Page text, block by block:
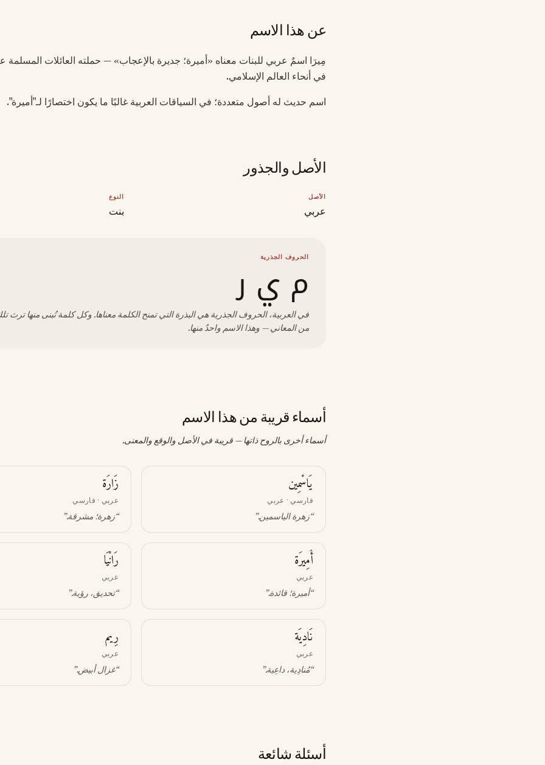
عن هذا الاسم
مِيرَا اسمٌ عربي للبنات معناه «أميرة؛ جديرة بالإعجاب» — حملته العائلات المسلمة
في أنحاء العالم الإسلامي.
اسم حديث له أصول متعددة؛ في السياقات العربية غالبًا ما يكون اختصارًا لـ"أميرة".
الأصل والجذور
الأصل
عربي
النوع
بنت
الحروف الجذرية
م ي ر
في العربية، الحروف الجذرية هي البذرة التي تمنح الكلمة معناها. وكل كلمة تُبنى منها ترث
من المعاني — وهذا الاسم واحدٌ منها.
أسماء قريبة من هذا الاسم
أسماء أخرى بالروح ذاتها — قريبة في الأصل والوقع والمعنى.
يَاسْمِين
فارسي · عربي
“زهرة الياسمين.”
زَارَة
عربي · فارسي
“زهرة؛ مشرقة.”
أَمِيرَة
عربي
“أميرة؛ قائدة.”
رَانْيَا
عربي
“تحديق، رؤية.”
نَادِيَة
عربي
“مُنادِية، داعِية.”
رِيم
عربي
“غزال أبيض.”
أسئلة شائعة